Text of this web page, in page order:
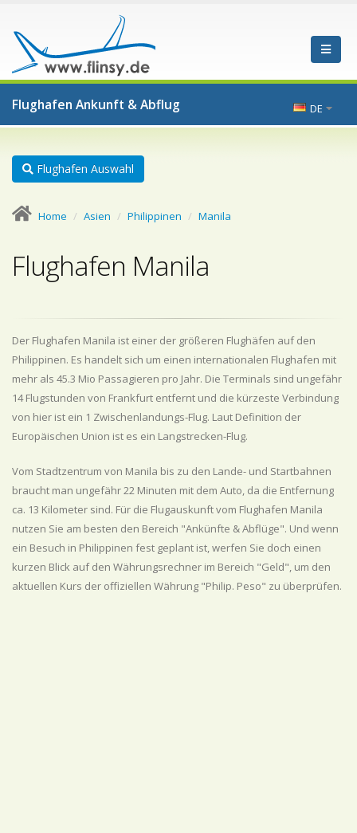
Flughafen Ankunft & Abflug DE
Flughafen Auswahl
Home Asien Philippinen Manila
Flughafen Manila
Der Flughafen Manila ist einer der größeren Flughäfen auf den
Philippinen. Es handelt sich um einen internationalen Flughafen mit
mehr als 45.3 Mio Passagieren pro Jahr. Die Terminals sind ungefähr
14 Flugstunden von Frankfurt entfernt und die kürzeste Verbindung
von hier ist ein 1 Zwischenlandungs-Flug. Laut Definition der
Europäischen Union ist es ein Langstrecken-Flug.
Vom Stadtzentrum von Manila bis zu den Lande- und Startbahnen
braucht man ungefähr 22 Minuten mit dem Auto, da die Entfernung
ca. 13 Kilometer sind. Für die Flugauskunft vom Flughafen Manila
nutzen Sie am besten den Bereich "Ankünfte & Abflüge". Und wenn
ein Besuch in Philippinen fest geplant ist, werfen Sie doch einen
kurzen Blick auf den Währungsrechner im Bereich "Geld", um den
aktuellen Kurs der offiziellen Währung "Philip. Peso" zu überprüfen.